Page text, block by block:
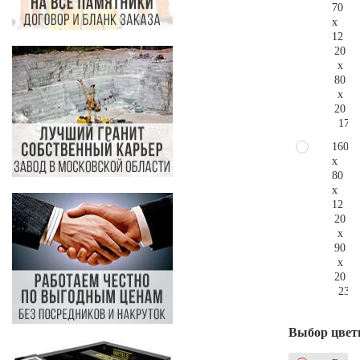
70
x
12
20
x
80
x
20
160
x
80
x
12
20
x
90
x
20
Выбор